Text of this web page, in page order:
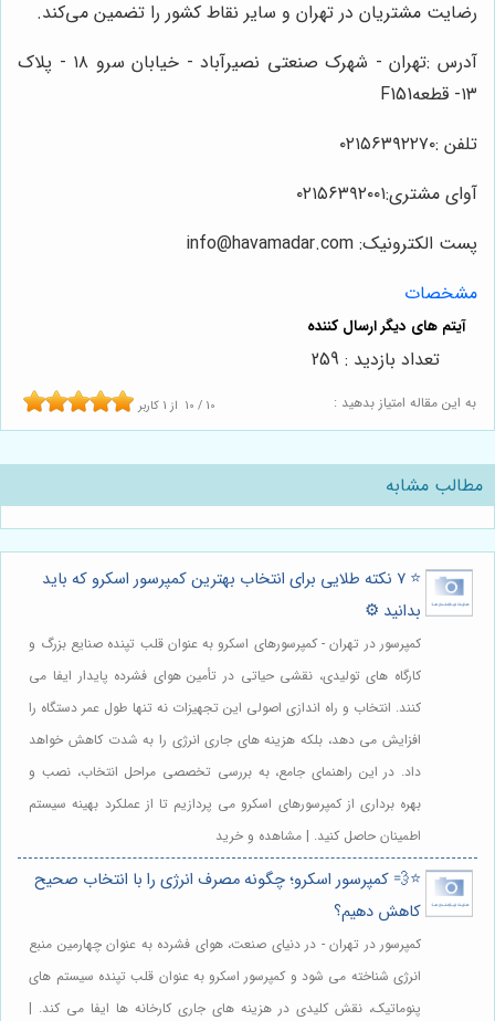
رضایت مشتریان در تهران و سایر نقاط کشور را تضمین می‌کند.
آدرس :تهران - شهرک صنعتی نصیرآباد - خیابان سرو ۱۸ - پلاک
۱۳- قطعهF151
تلفن :۰۲۱۵۶۳۹۲۲۷۰
آوای مشتری:۰۲۱۵۶۳۹۲۰۰۱
پست الکترونیک: info@havamadar.com
مشخصات
به این مقاله امتیاز بدهید : 10 / 10 از1 کاربر
تعداد بازدید : 259
مطالب مشابه
⭐️ ۷ نکته طلایی برای انتخاب بهترین کمپرسور اسکرو که باید
بدانید ⚙️
کمپرسور در تهران - کمپرسورهای اسکرو به عنوان قلب تپنده صنایع بزرگ و
کارگاه های تولیدی، نقشی حیاتی در تأمین هوای فشرده پایدار ایفا می
کنند. انتخاب و راه اندازی اصولی این تجهیزات نه تنها طول عمر دستگاه را
افزایش می دهد، بلکه هزینه های جاری انرژی را به شدت کاهش خواهد
داد. در این راهنمای جامع، به بررسی تخصصی مراحل انتخاب، نصب و
بهره برداری از کمپرسورهای اسکرو می پردازیم تا از عملکرد بهینه سیستم
اطمینان حاصل کنید. | مشاهده و خرید
⭐️💨 کمپرسور اسکرو؛ چگونه مصرف انرژی را با انتخاب صحیح
کاهش دهیم؟
کمپرسور در تهران - در دنیای صنعت، هوای فشرده به عنوان چهارمین منبع
انرژی شناخته می شود و کمپرسور اسکرو به عنوان قلب تپنده سیستم های
پنوماتیک، نقش کلیدی در هزینه های جاری کارخانه ها ایفا می کند. |